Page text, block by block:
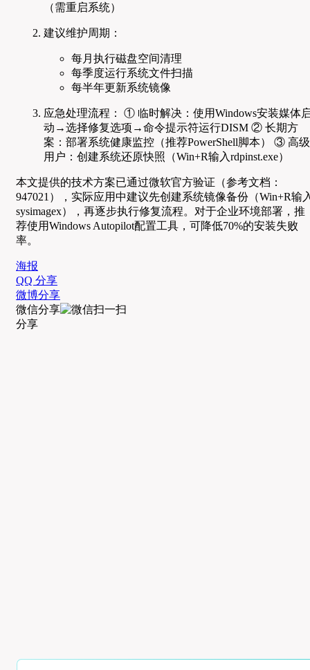
（需重启系统）
建议维护周期：
每月执行磁盘空间清理
每季度运行系统文件扫描
每半年更新系统镜像
应急处理流程： ① 临时解决：使用Windows安装媒体
动→选择修复选项→命令提示符运行DISM ② 长期方
案：部署系统健康监控（推荐PowerShell脚本） ③ 高级
用户：创建系统还原快照（Win+R输入rdpinst.exe）
本文提供的技术方案已通过微软官方验证（参考文档：
947021），实际应用中建议先创建系统镜像备份（Win+R输
sysimagex），再逐步执行修复流程。对于企业环境部署，推
荐使用Windows Autopilot配置工具，可降低70%的安装失败
率。
海报
QQ 分享
微博分享
微信分享
分享